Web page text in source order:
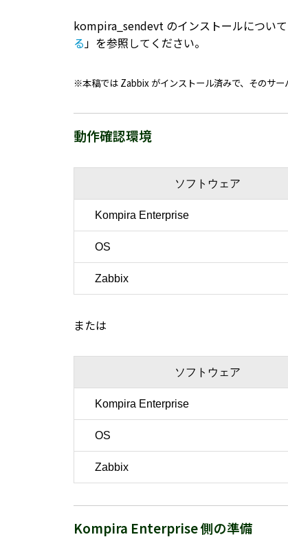
kompira_sendevt のインストールについ
る」を参照してください。
※本稿では Zabbix がインストール済みで、そのサ
動作確認環境
ソフトウェア
Kompira Enterprise
OS
Zabbix
または
ソフトウェア
Kompira Enterprise
OS
Zabbix
Kompira Enterprise 側の準備